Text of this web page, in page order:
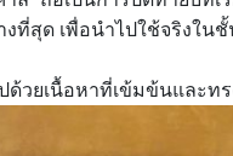
ที่สุด เพื่อนำไปใช้จริงใน
ด้วยเนื้อหาที่เข้มข้นและท